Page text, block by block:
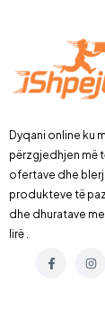
Dyqani online ku
përzgjedhjen më
ofertave dhe
produkteve të
dhe dhuratave
lirë .